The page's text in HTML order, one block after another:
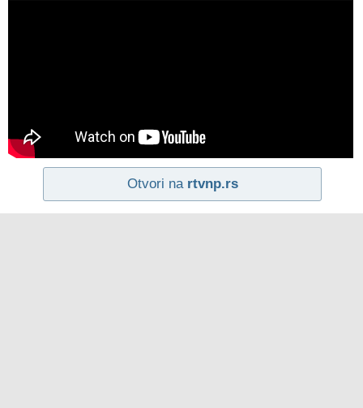
Otvori na rtvnp.rs